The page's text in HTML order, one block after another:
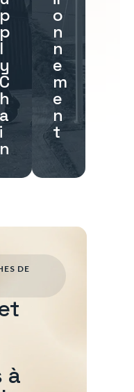
p
p
l
y
C
h
a
i
n
o
n
n
e
m
e
n
t
DE
à